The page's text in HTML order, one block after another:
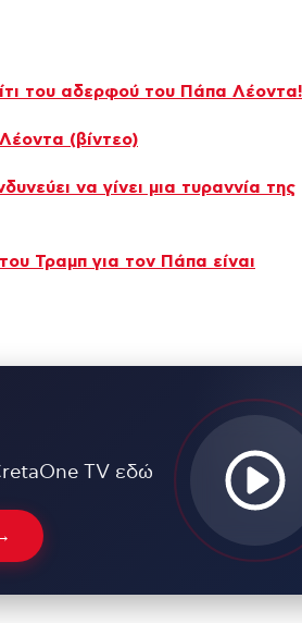
του αδερφού του Πάπα Λέοντα!
(βίντεο)
να γίνει μια τυραννία της
Τραμπ για τον Πάπα είναι
TV εδώ